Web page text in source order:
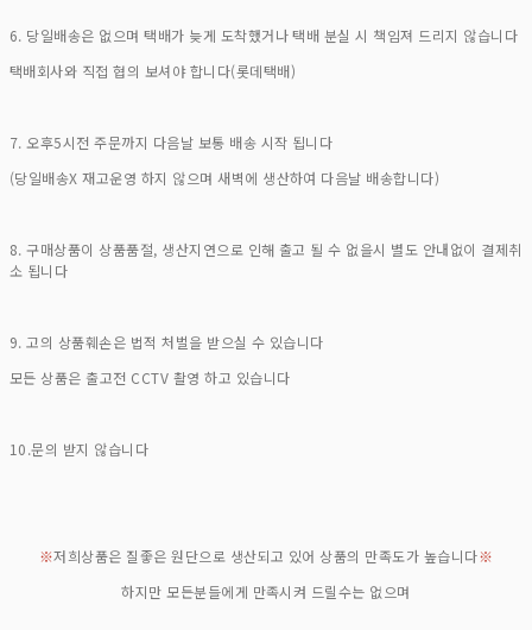
6. 당일배송은 없으며 택배가 늦게 도착했거나 택배 분실 시 책임져 드리지 않습니다
택배회사와 직접 협의 보셔야 합니다(롯데택배)
7. 오후5시전 주문까지 다음날 보통 배송 시작 됩니다
(당일배송X 재고운영 하지 않으며 새벽에 생산하여 다음날 배송합니다)
8. 구매상품이 상품품절, 생산지연으로 인해 출고 될 수 없을시 별도 안내없이 결제취
소 됩니다
9. 고의 상품훼손은 법적 처벌을 받으실 수 있습니다
모든 상품은 출고전 CCTV 촬영 하고 있습니다
10.문의 받지 않습니다
※저희상품은 질좋은 원단으로 생산되고 있어 상품의 만족도가 높습니다※
하지만 모든분들에게 만족시켜 드릴수는 없으며